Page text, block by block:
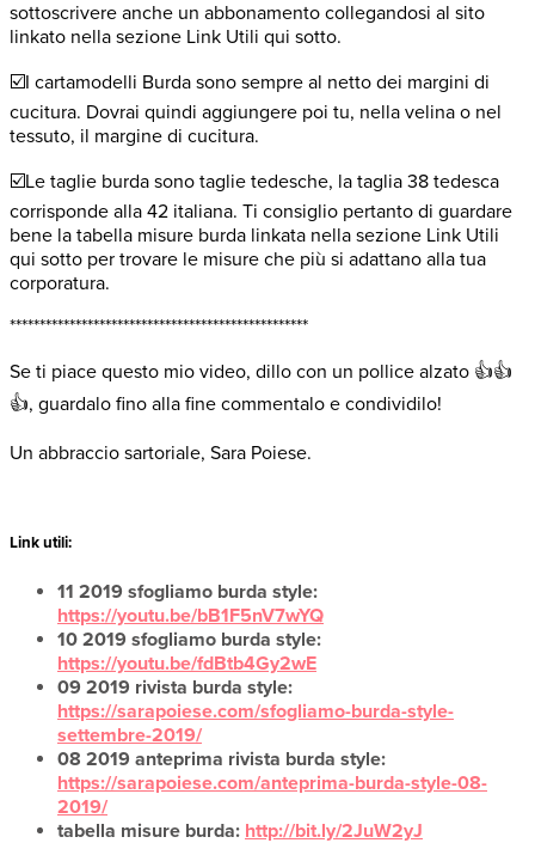
sottoscrivere anche un abbonamento collegandosi al sito
linkato nella sezione Link Utili qui sotto.
☑️I cartamodelli Burda sono sempre al netto dei margini di
cucitura. Dovrai quindi aggiungere poi tu, nella velina o nel
tessuto, il margine di cucitura.
☑️Le taglie burda sono taglie tedesche, la taglia 38 tedesca
corrisponde alla 42 italiana. Ti consiglio pertanto di guardare
bene la tabella misure burda linkata nella sezione Link Utili
qui sotto per trovare le misure che più si adattano alla tua
corporatura.
**************************************************
Se ti piace questo mio video, dillo con un pollice alzato 👍👍
👍, guardalo fino alla fine commentalo e condividilo!
Un abbraccio sartoriale, Sara Poiese.
Link utili:
11 2019 sfogliamo burda style:
https://youtu.be/bB1F5nV7wYQ
10 2019 sfogliamo burda style:
https://youtu.be/fdBtb4Gy2wE
09 2019 rivista burda style:
https://sarapoiese.com/sfogliamo-burda-style-
settembre-2019/
08 2019 anteprima rivista burda style:
https://sarapoiese.com/anteprima-burda-style-08-
2019/
tabella misure burda: http://bit.ly/2JuW2yJ